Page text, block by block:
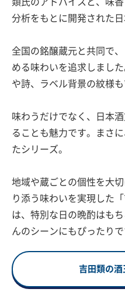
類氏のアドバイスと、味
分析をもとに開発された日
全国の銘醸蔵元と共同で
める味わいを追求しまし
や詩、ラベル背景の紋様
味わうだけでなく、日本
ることも魅力です。まさ
たシリーズ。
地域や蔵ごとの個性を大
り添う味わいを実現した
は、特別な日の晩酌はも
んのシーンにもぴったりで
吉田類の酒